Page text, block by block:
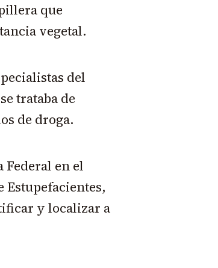
que
vegetal.
del
trataba de
de droga.
Federal en el
Estupefacientes,
y localizar a